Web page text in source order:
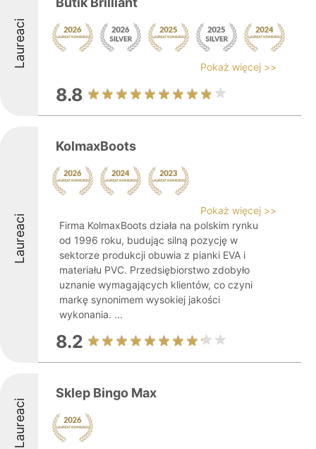
Laureaci Pokaż więcej >>
8.8
Laureaci
KolmaxBoots
Pokaż więcej >>
Firma KolmaxBoots działa na polskim rynku
od 1996 roku, budując silną pozycję w
sektorze produkcji obuwia z pianki EVA i
materiału PVC. Przedsiębiorstwo zdobyło
uznanie wymagających klientów, co czyni
markę synonimem wysokiej jakości
wykonania. ...
8.2
Laureaci
Sklep Bingo Max